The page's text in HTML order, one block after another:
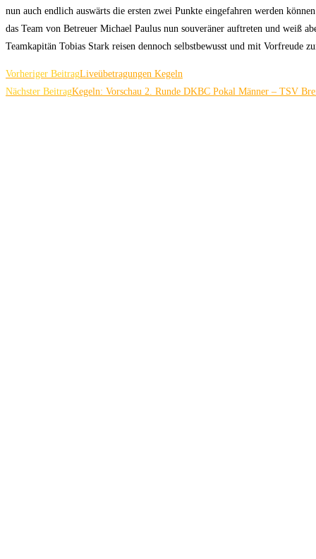
nun auch endlich auswärts die ersten zwei Punkte eingefahren werden
das Team von Betreuer Michael Paulus nun souveräner auftreten und weiß
Teamkapitän Tobias Stark reisen dennoch selbstbewusst und mit Vorfreude
Weitere Artikel ansehen
Vorheriger BeitragLiveübetragungen Kegeln
Nächster BeitragKegeln: Vorschau 2. Runde DKBC Pokal Männer – TSV